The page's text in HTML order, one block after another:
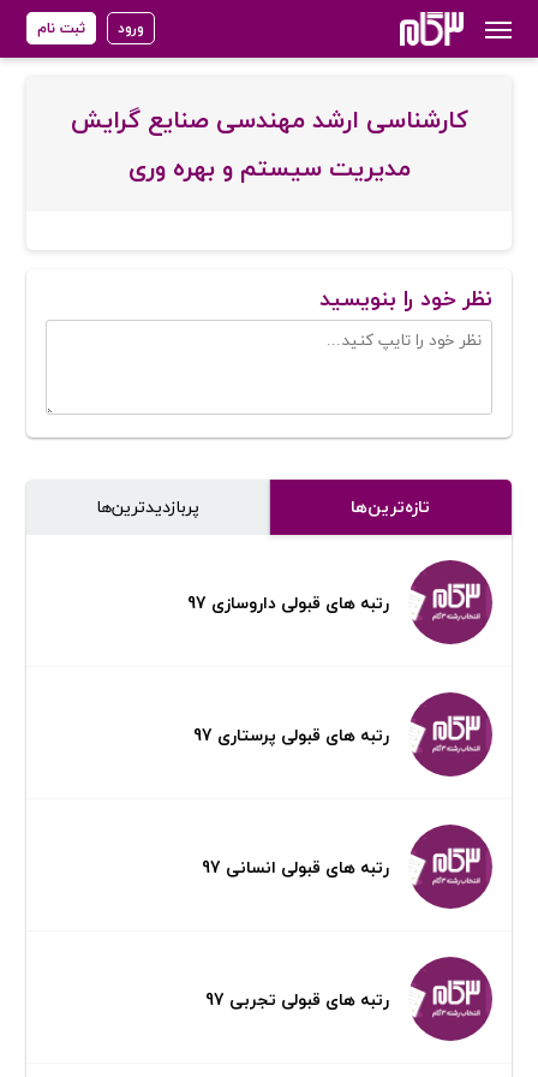
ورود ثبت نام
کارشناسی ارشد مهندسی صنایع گرایش
مدیریت سیستم و بهره وری
نظر خود را بنویسید
تازه‌ترین‌ها پر‌بازدیدترین‌ها
رتبه های قبولی داروسازی 97
رتبه های قبولی پرستاری 97
رتبه های قبولی انسانی 97
رتبه های قبولی تجربی 97